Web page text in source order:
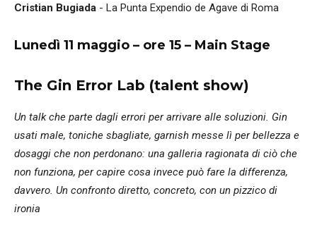
Cristian Bugiada - La Punta Expendio de Agave di Roma
Lunedì 11 maggio – ore 15 – Main Stage
The Gin Error Lab (talent show)
Un talk che parte dagli errori per arrivare alle soluzioni. Gin
usati male, toniche sbagliate, garnish messe lì per bellezza e
dosaggi che non perdonano: una galleria ragionata di ciò che
non funziona, per capire cosa invece può fare la differenza,
davvero. Un confronto diretto, concreto, con un pizzico di
ironia